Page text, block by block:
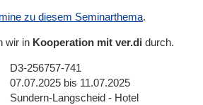
zu diesem Seminarthema.
wir in Kooperation mit ver.di durch.
D3-256757-741
07.07.2025 bis 11.07.2025
Sundern-Langscheid - Hotel